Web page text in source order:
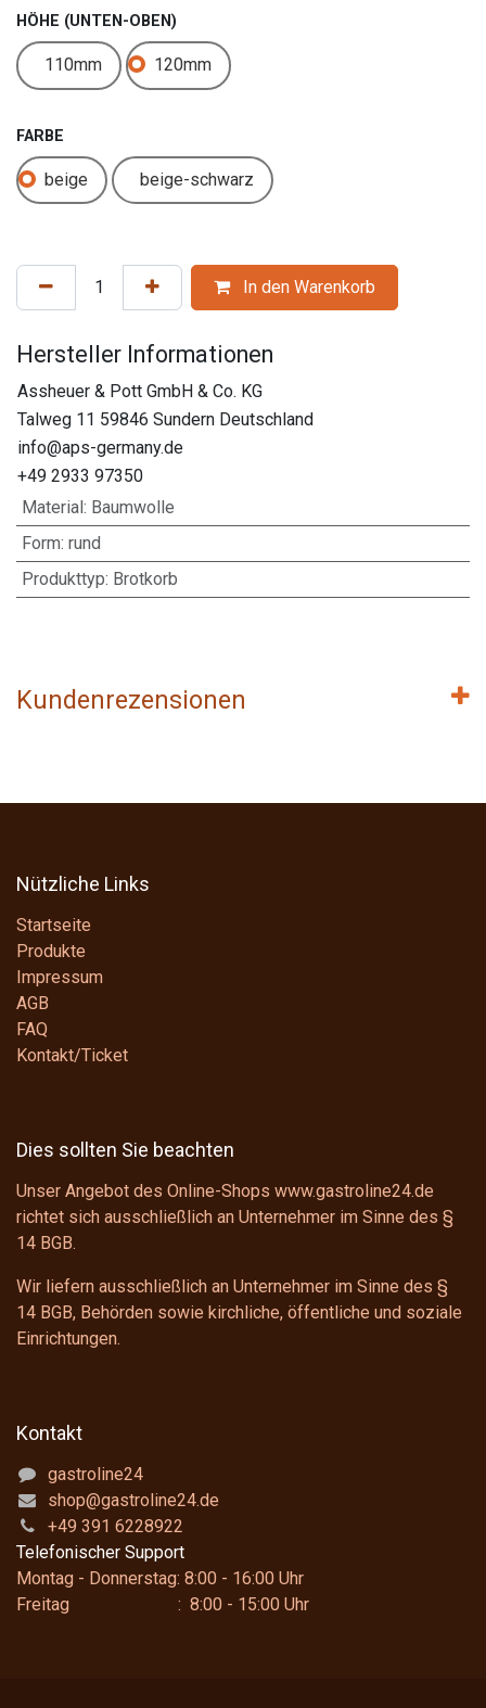
HÖHE (UNTEN-OBEN)
110mm 120mm
FARBE
beige beige-schwarz
In den Warenkorb
Hersteller Informationen
Assheuer & Pott GmbH & Co. KG
Talweg 11 59846 Sundern Deutschland
info@aps-germany.de
+49 2933 97350
Material : Baumwolle
Form: rund
Produkttyp: Brotkorb
Kundenrezensionen
Nützliche Links
Startseite
Produkte
Impressum
AGB
FAQ
Kontakt/Ticket
Dies sollten Sie beachten
Unser Angebot des Online-Shops www.gastroline24.de
richtet sich ausschließlich an Unternehmer im Sinne des §
14 BGB.
Wir liefern ausschließlich an Unternehmer im Sinne des §
14 BGB, Behörden sowie kirchliche, öffentliche und soziale
Einrichtungen.
Kontakt
gastroline24
shop@gastroline24.de
+49 391 6228922
Telefonischer Support
Montag - Donnerstag: 8:00 - 16:00 Uhr
Freitag : 8:00 - 15:00 Uhr